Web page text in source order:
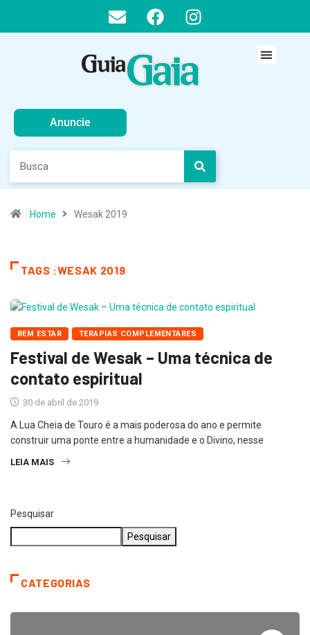
Anuncie
Home Wesak 2019
TAGS :WESAK 2019
BEM ESTAR TERAPIAS COMPLEMENTARES
Festival de Wesak – Uma técnica de
contato espiritual
30 de abril de 2019
A Lua Cheia de Touro é a mais poderosa do ano e permite
construir uma ponte entre a humanidade e o Divino, nesse
LEIA MAIS
Pesquisar
Pesquisar
CATEGORIAS